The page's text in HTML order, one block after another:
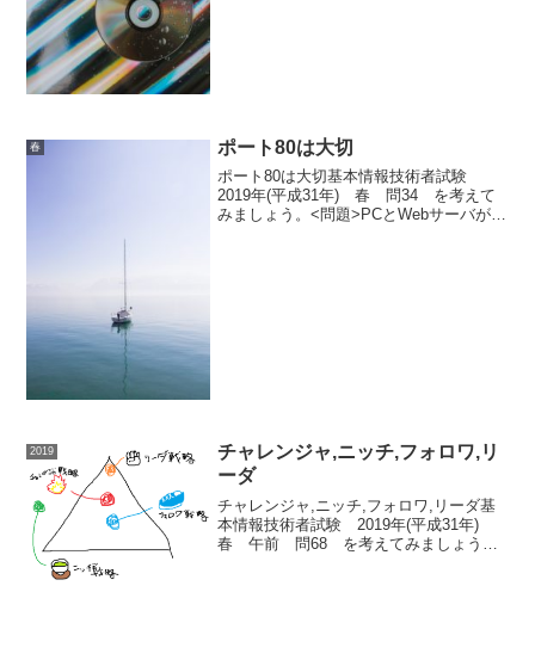
春 ポート80は大切
ポート80は大切基本情報技術者試験
2019年(平成31年) 春 問34 を考えて
みましょう。<問題>PCとWebサーバが
2019
チャレンジャ,ニッチ,フォロワ,リ
ーダ
チャレンジャ,ニッチ,フォロワ,リーダ基
本情報技術者試験 2019年(平成31年)
春 午前 問68 を考えてみましょう。<